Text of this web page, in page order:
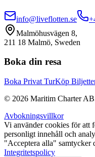
info@liveflotten.se
Malmöhusvägen 8,
211 18 Malmö, Sweden
Boka din resa
Boka Privat TurKöp
© 2026 Maritim Charter
Avbokningsvillkor
Vi använder cookies för att
personligt innehåll och
"Acceptera alla" samtycker
Integritetspolicy